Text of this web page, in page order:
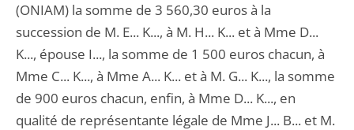
(ONIAM) la somme de 3 560,30 euros à la
succession de M. E... K..., à M. H... K... et à Mme D...
K..., épouse I..., la somme de 1 500 euros chacun, à
Mme C... K..., à Mme A... K... et à M. G... K..., la somme
de 900 euros chacun, enfin, à Mme D... K..., en
qualité de représentante légale de Mme J... B... et M.